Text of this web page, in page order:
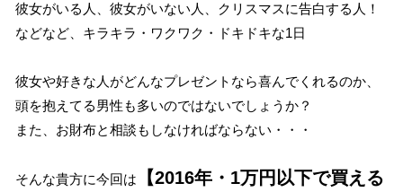
彼女がいる人、彼女がいない人、クリスマスに告白する人！
などなど、キラキラ・ワクワク・ドキドキな1日
彼女や好きな人がどんなプレゼントなら喜んでくれるのか、
頭を抱えてる男性も多いのではないでしょうか？
また、お財布と相談もしなければならない・・・
そんな貴方に今回は
【2016年・1万円以下で買える